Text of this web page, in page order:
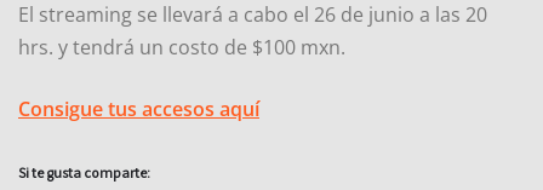
El streaming se llevará a cabo el 26 de junio a las 20
hrs. y tendrá un costo de $100 mxn.
Consigue tus accesos aquí
Si te gusta comparte: